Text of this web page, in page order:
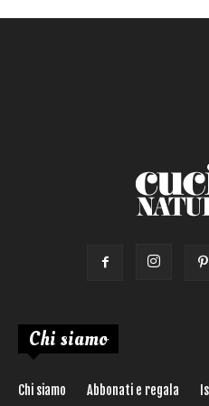
Chi siamo
Chi siamo Abbonati e regala